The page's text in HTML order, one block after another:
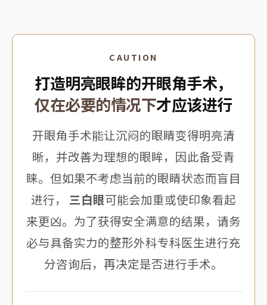
CAUTION
打造明亮眼眸的开眼角手术，
仅在必要的情况下才应该进行
开眼角手术能让沉闷的眼睛变得明亮清
晰，并改善为理想的眼眸，因此备受青
睐。但如果不考虑当前的眼睛状态而盲目
进行， 三白眼可能会加重或使印象看起
来更凶。为了获得安全满意的结果，请务
必与具备实力的整形外科专科医生进行充
分咨询后，再决定是否进行手术。